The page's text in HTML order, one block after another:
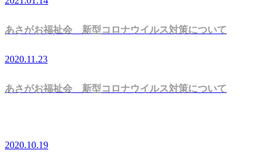
あさがお福祉会 新型コロナウイルス対策について
2020.11.23
あさがお福祉会 新型コロナウイルス対策について
2020.10.19